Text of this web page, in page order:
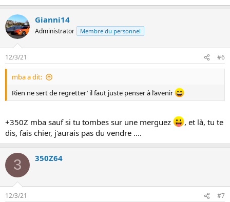
Gianni14
Administrator Membre du personnel
12/3/21 #6
mba a dit:
Rien ne sert de regretter’ il faut juste penser à l’avenir
+350Z mba sauf si tu tombes sur une merguez
, et là, tu te
dis, fais chier, j'aurais pas du vendre ....
3 350Z64
12/3/21 #7